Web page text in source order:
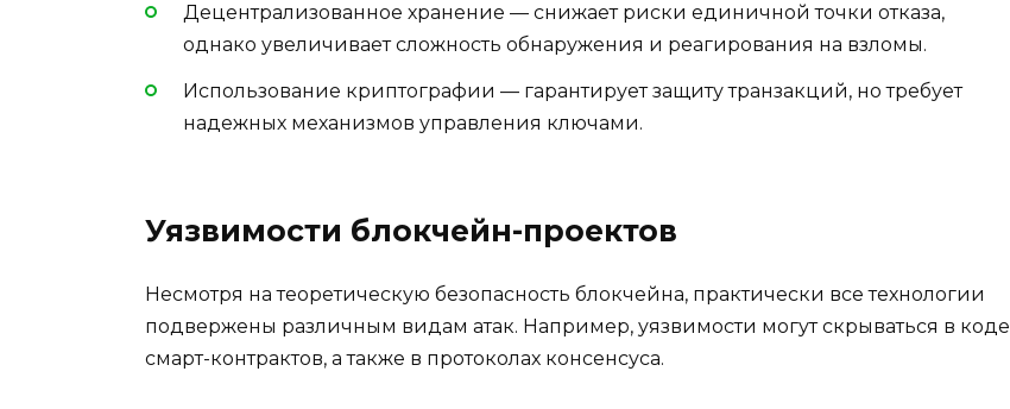
Децентрализованное хранение — снижает риски единичной точки отказа,
однако увеличивает сложность обнаружения и реагирования на взломы.
Использование криптографии — гарантирует защиту транзакций, но требует
надежных механизмов управления ключами.
Уязвимости блокчейн-проектов
Несмотря на теоретическую безопасность блокчейна, практически все технологии
подвержены различным видам атак. Например, уязвимости могут скрываться в коде
смарт-контрактов, а также в протоколах консенсуса.